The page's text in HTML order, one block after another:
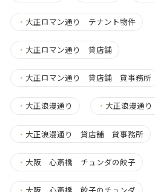
・ 大正ロマン通り テナント物件
・ 大正ロマン通り 貸店舗
・ 大正ロマン通り 貸店舗 貸事務所
・ 大正浪漫通り ・ 大正浪漫通
・ 大正浪漫通り 貸店舗 貸事務所
・ 大阪 心斎橋 チュンダの餃子